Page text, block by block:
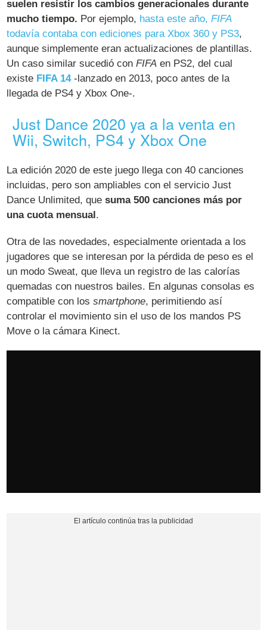
suelen resistir los cambios generacionales durante
mucho tiempo. Por ejemplo, hasta este año,FIFA
todavía contaba con ediciones para Xbox 360 y PS3,
aunque simplemente eran actualizaciones de plantillas.
Un caso similar sucedió conFIFA en PS2, del cual
existe FIFA 14-lanzado en 2013, poco antes de la
llegada de PS4 y Xbox One-.
Just Dance 2020 ya a la venta en
Wii, Switch, PS4 y Xbox One
La edición 2020 de este juego llega con 40 canciones
incluidas, pero son ampliables con el servicio Just
Dance Unlimited, quesuma 500 canciones más por
una cuota mensual .
Otra de las novedades, especialmente orientada a los
jugadores que se interesan por la pérdida de peso es el
un modo Sweat, que lleva un registro de las calorías
quemadas con nuestros bailes. En algunas consolas es
compatible con lossmartphone, perimitiendo así
controlar el movimiento sin el uso de los mandos PS
Move o la cámara Kinect.